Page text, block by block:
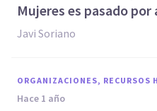
Mujeres es pasado por
Javi Soriano
ORGANIZACIONES, RECURSOS
hace 1 año